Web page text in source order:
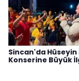
Sincan'da Hüseyin
Konserine Büyük